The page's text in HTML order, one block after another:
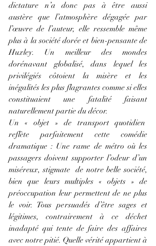
dictature n’a donc pas à être aussi
austère que l’atmosphère dégagée par
l’œuvre de l’auteur, elle ressemble même
plus à la société dorée et bien-pensante de
Huxley. Un meilleur des mondes
dorénavant globalisé, dans lequel les
privilégiés côtoient la misère et les
inégalités les plus flagrantes comme si elles
constituaient une fatalité faisant
naturellement partie du décor.
Un « objet » de transport quotidien
reflète parfaitement cette comédie
dramatique : Une rame de métro où les
passagers doivent supporter l’odeur d’un
miséreux, stigmate  de notre belle société,
bien que leurs multiples « objets » de
préoccupation leur permettent de ne plus
le voir. Tous persuadés d’être sages et
légitimes, contrairement à ce déchet
inadapté qui tente de faire des affaires
avec notre pitié. Quelle vérité appartient à